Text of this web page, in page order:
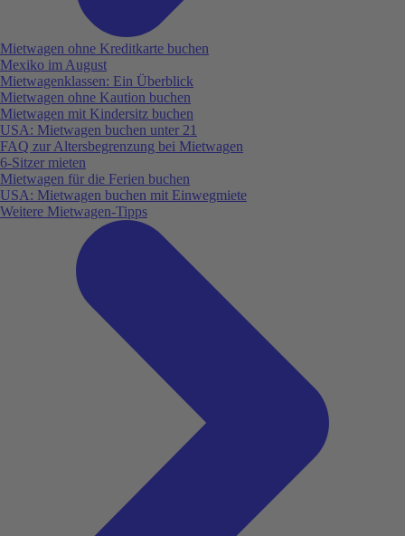
Mietwagen ohne Kreditkarte buchen
Mexiko im August
Mietwagenklassen: Ein Überblick
Mietwagen ohne Kaution buchen
Mietwagen mit Kindersitz buchen
USA: Mietwagen buchen unter 21
FAQ zur Altersbegrenzung bei Mietwagen
6-Sitzer mieten
Mietwagen für die Ferien buchen
USA: Mietwagen buchen mit Einwegmiete
Weitere Mietwagen-Tipps